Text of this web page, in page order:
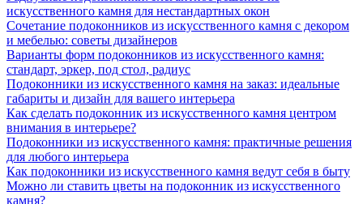
искусственного камня для нестандартных окон
Сочетание подоконников из искусственного камня с декором
и мебелью: советы дизайнеров
Варианты форм подоконников из искусственного камня:
стандарт, эркер, под стол, радиус
Подоконники из искусственного камня на заказ: идеальные
габариты и дизайн для вашего интерьера
Как сделать подоконник из искусственного камня центром
внимания в интерьере?
Подоконники из искусственного камня: практичные решения
для любого интерьера
Как подоконники из искусственного камня ведут себя в быту
Можно ли ставить цветы на подоконник из искусственного
камня?